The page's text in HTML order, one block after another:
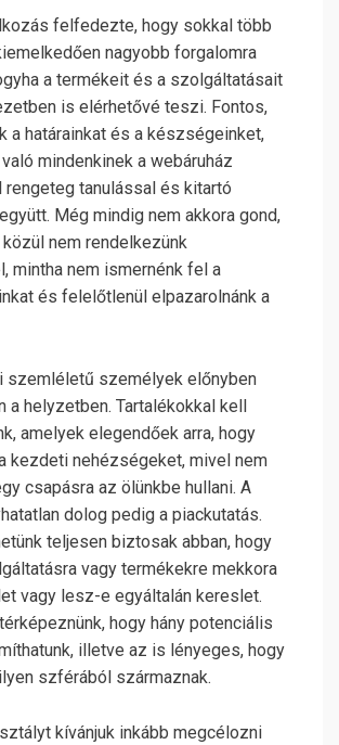
felfedezte, hogy sokkal több
nagyobb forgalomra
a termékeit és a szolgáltatásait
is elérhetővé teszi. Fontos,
a határainkat és a készségeinket,
mindenkinek a webáruház
rengeteg tanulással és kitartó
Még mindig nem akkora gond,
nem rendelkezünk
mintha nem ismernénk fel a
és felelőtlenül elpazarolnánk a
szemléletű személyek előnyben
a helyzetben. Tartalékokkal kell
amelyek elegendőek arra, hogy
kezdeti nehézségeket, mivel nem
csapásra az ölünkbe hullani. A
dolog pedig a piackutatás.
teljesen biztosak abban, hogy
vagy termékekre mekkora
vagy lesz-e egyáltalán kereslet.
hogy hány potenciális
illetve az is lényeges, hogy
szférából származnak.
kívánjuk inkább megcélozni